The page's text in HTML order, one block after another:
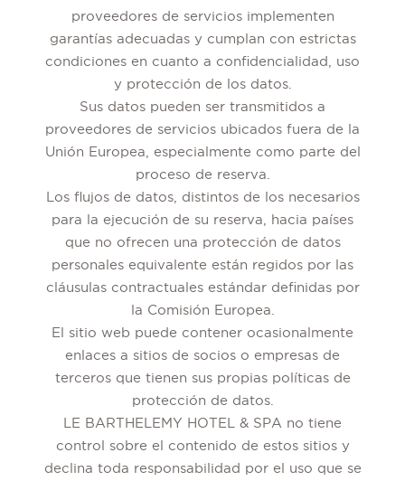
proveedores de servicios implementen
garantías adecuadas y cumplan con estrictas
condiciones en cuanto a confidencialidad, uso
y protección de los datos.
Sus datos pueden ser transmitidos a
proveedores de servicios ubicados fuera de la
Unión Europea, especialmente como parte del
proceso de reserva.
Los flujos de datos, distintos de los necesarios
para la ejecución de su reserva, hacia países
que no ofrecen una protección de datos
personales equivalente están regidos por las
cláusulas contractuales estándar definidas por
la Comisión Europea.
El sitio web puede contener ocasionalmente
enlaces a sitios de socios o empresas de
terceros que tienen sus propias políticas de
protección de datos.
LE BARTHELEMY HOTEL & SPA no tiene
control sobre el contenido de estos sitios y
declina toda responsabilidad por el uso que se